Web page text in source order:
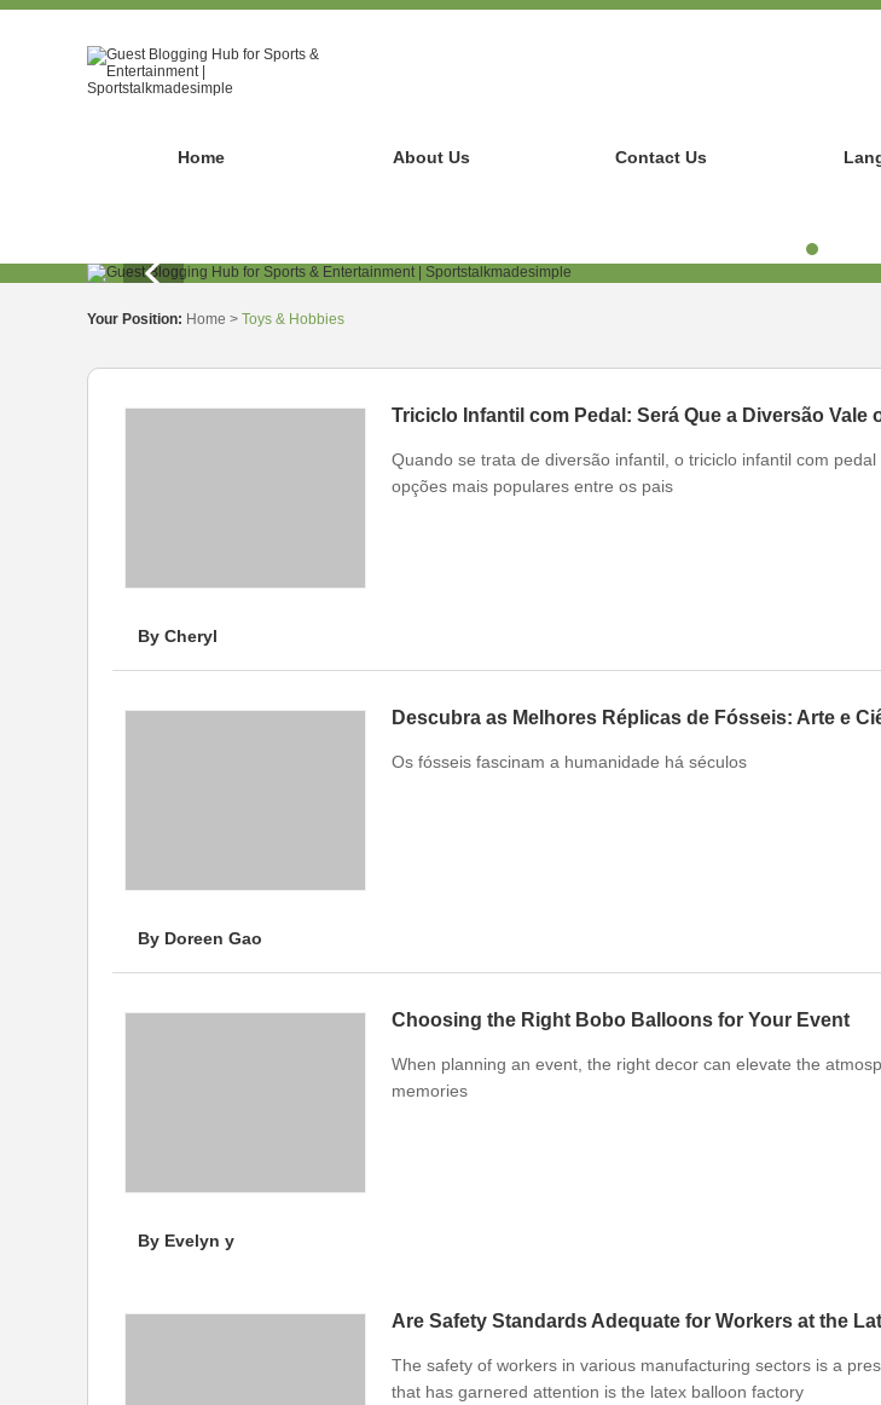
Home About Us Contact Us
Your Position: Home > Toys & Hobbies
Quando se trata de diversão infantil, o triciclo infantil com
opções mais populares entre os pais
By Cheryl
Descubra as Melhores Réplicas de Fósseis: Arte e
Os fósseis fascinam a humanidade há séculos
By Doreen Gao
Choosing the Right Bobo Balloons for Your Event
When planning an event, the right decor can elevate the
memories
By Evelyn y
Are Safety Standards Adequate for Workers at the
The safety of workers in various manufacturing sectors is a
that has garnered attention is the latex balloon factory